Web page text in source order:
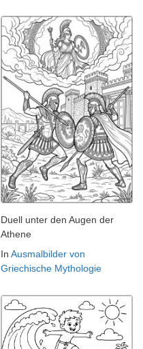
Duell unter den Augen der
Athene
In Ausmalbilder von
Griechische Mythologie